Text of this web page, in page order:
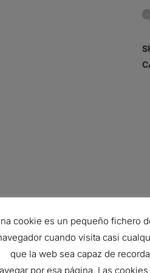
cookie es un pequeño fichero
cuando visita casi
que la web sea capaz de
por esa página. Las